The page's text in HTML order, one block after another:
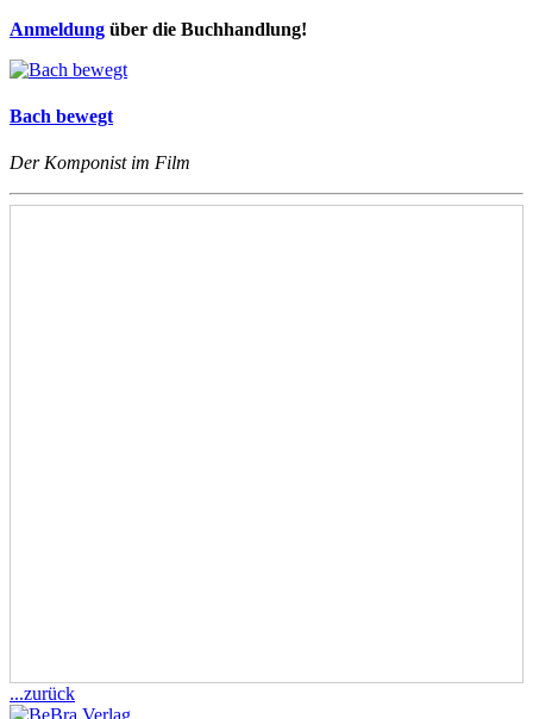
Anmeldung über die Buchhandlung!
Bach bewegt
Der Komponist im Film
...zurück